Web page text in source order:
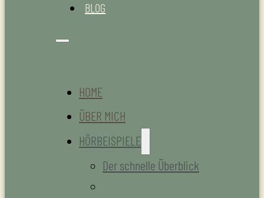
BLOG
HOME
ÜBER MICH
HÖRBEISPIELE
Der schnelle Überblick